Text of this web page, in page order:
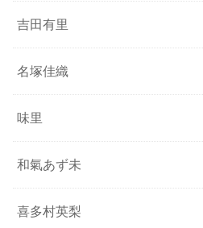
吉田有里
名塚佳織
味里
和氣あず未
喜多村英梨